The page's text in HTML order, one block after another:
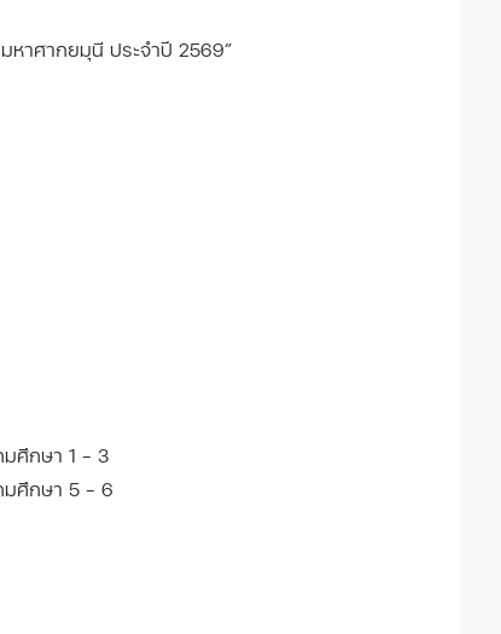
หาศากยมุนี ประจำปี 2569”
มศึกษา 1 - 3
มศึกษา 5 - 6